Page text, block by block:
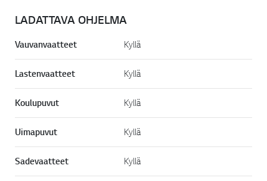
LADATTAVA OHJELMA
Vauvanvaatteet Kyllä
Lastenvaatteet Kyllä
Koulupuvut Kyllä
Uimapuvut Kyllä
Sadevaatteet Kyllä